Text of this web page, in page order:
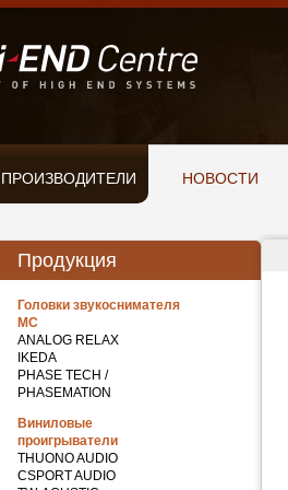
ПРОИЗВОДИТЕЛИ НОВОСТИ
Продукция
Головки звукоснимателя
МС
ANALOG RELAX
IKEDA
PHASE TECH /
PHASEMATION
Виниловые
проигрыватели
THUONO AUDIO
CSPORT AUDIO